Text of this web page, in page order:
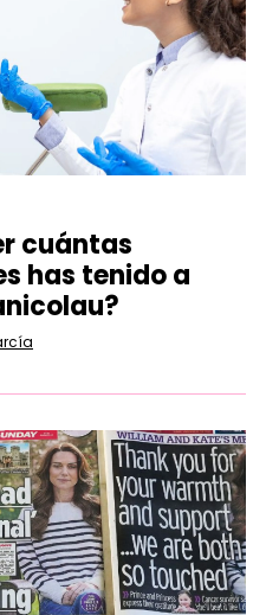
cuántas
has tenido a